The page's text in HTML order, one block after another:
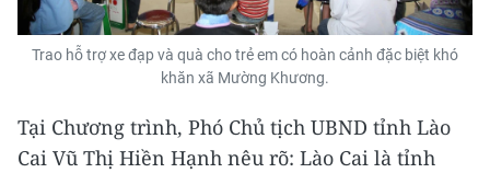
Trao hỗ trợ xe đạp và quà cho trẻ em có hoàn cảnh đặc biệt khó
khăn xã Mường Khương.
Tại Chương trình, Phó Chủ tịch UBND tỉnh Lào
Cai Vũ Thị Hiền Hạnh nêu rõ: Lào Cai là tỉnh